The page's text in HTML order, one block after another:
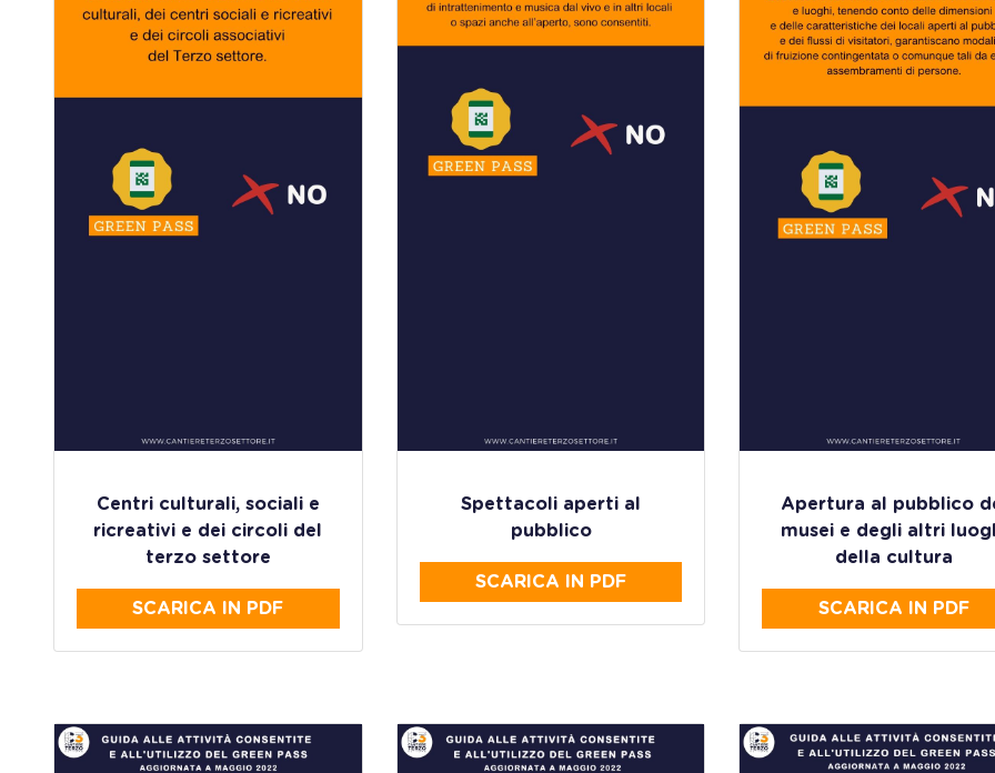
Centri culturali, sociali e
ricreativi e dei circoli del
terzo settore
SCARICA IN PDF
Spettacoli aperti al
pubblico
SCARICA IN PDF
Apertura al pubblico
musei e degli altri
della cultura
SCARICA IN PDF